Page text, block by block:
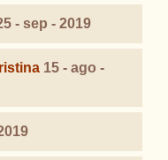
- sep - 2019
15 - ago -